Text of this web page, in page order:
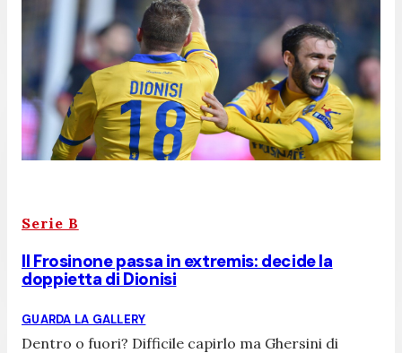
Serie B
Il Frosinone passa in extremis: decide la
doppietta di Dionisi
GUARDA LA GALLERY
Dentro o fuori? Difficile capirlo ma Ghersini di